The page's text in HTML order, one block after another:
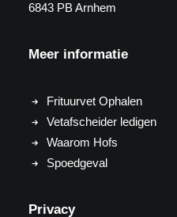
6843 PB Arnhem
Meer informatie
Frituurvet Ophalen
Vetafscheider ledigen
Waarom Hofs
Spoedgeval
Privacy